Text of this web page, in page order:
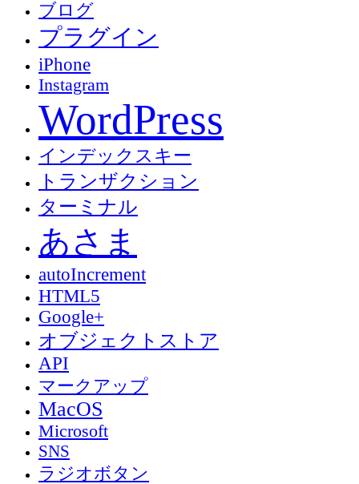
ブログ
プラグイン
iPhone
Instagram
WordPress
インデックスキー
トランザクション
ターミナル
あさま
autoIncrement
HTML5
Google+
オブジェクトストア
API
マークアップ
MacOS
Microsoft
SNS
ラジオボタン